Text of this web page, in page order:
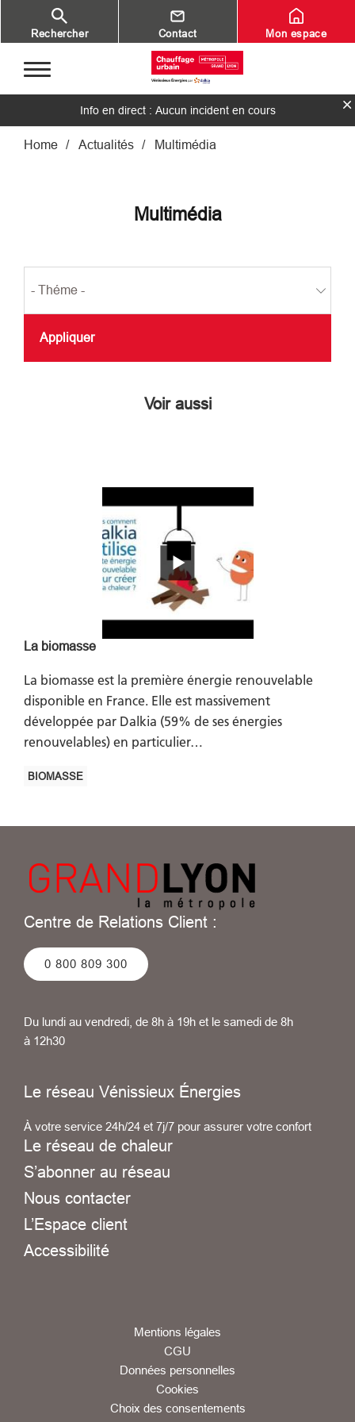
Aller au contenu principal
Rechercher Contact Mon espace
Info en direct : Aucun incident en cours
Fil d'Ariane
Home Actualités Multimédia
Multimédia
Voir aussi
La biomasse
La biomasse est la première énergie renouvelable
disponible en France. Elle est massivement
développée par Dalkia (59% de ses énergies
renouvelables) en particulier…
BIOMASSE
Centre de Relations Client :
0 800 809 300
Du lundi au vendredi, de 8h à 19h et le samedi de 8h
à 12h30
Le réseau Vénissieux Énergies
À votre service 24h/24 et 7j/7 pour assurer votre confort
Le réseau de chaleur
S’abonner au réseau
Nous contacter
L’Espace client
Accessibilité
Mentions légales
CGU
Données personnelles
Cookies
Choix des consentements